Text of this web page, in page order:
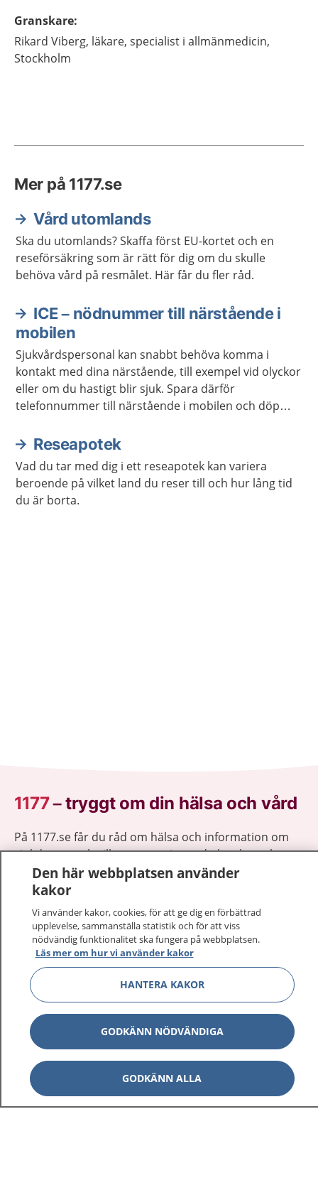
Granskare:
Rikard Viberg, läkare, specialist i allmänmedicin,
Stockholm
Mer på 1177.se
Vård utomlands
Ska du utomlands? Skaffa först EU-kortet och en
reseförsäkring som är rätt för dig om du skulle
behöva vård på resmålet. Här får du fler råd.
ICE – nödnummer till närstående i
mobilen
Sjukvårdspersonal kan snabbt behöva komma i
kontakt med dina närstående, till exempel vid olyckor
eller om du hastigt blir sjuk. Spara därför
telefonnummer till närstående i mobilen och döp
Reseapotek
Vad du tar med dig i ett reseapotek kan variera
beroende på vilket land du reser till och hur lång tid
du är borta.
1177–tryggt om din hälsa och vård
På 1177.se får du råd om hälsa och information om
sjukdomar och vilka mottagningar du kan kontakta.
Logga in för att läsa din journal och göra dina
vårdärenden. Ring telefonnummer 1177 för
sjukvårdsrådgivning dygnet runt.
1177 ger dig råd när du vill må bättre.
1177 på flera språk Visa
Visa
Kontakt Visa
Den här webbplatsen använder
kakor
Vi använder kakor, cookies, för att ge dig en förbättrad
upplevelse, sammanställa statistik och för att viss
nödvändig funktionalitet ska fungera på webbplatsen.
Läs mer om hur vi använder kakor
HANTERA KAKOR
GODKÄNN NÖDVÄNDIGA
GODKÄNN ALLA